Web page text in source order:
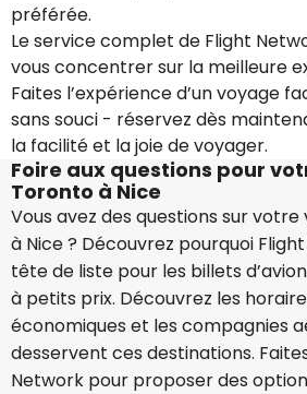
préférée.
Le service complet de Flight
vous concentrer sur la meilleure
Faites l’expérience d’un voyage
sans souci - réservez dès
la facilité et la joie de voyager.
Foire aux questions pour
Toronto à Nice
Vous avez des questions sur
à Nice ? Découvrez pourquoi
tête de liste pour les billets
à petits prix. Découvrez les
économiques et les compagnies
desservent ces destinations.
Network pour proposer des